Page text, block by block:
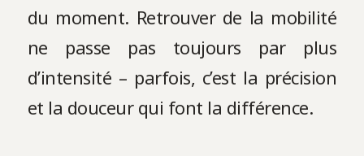
du moment. Retrouver de la mobilité
ne passe pas toujours par plus
d’intensité – parfois, c’est la précision
et la douceur qui font la différence.